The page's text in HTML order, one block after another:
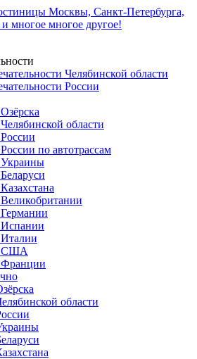
Челябинской области
России
области
по автотрассам
США
области